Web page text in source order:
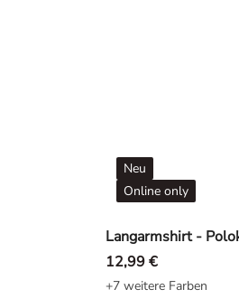
Neu
Online only
12,99 €
+7 weitere Farben